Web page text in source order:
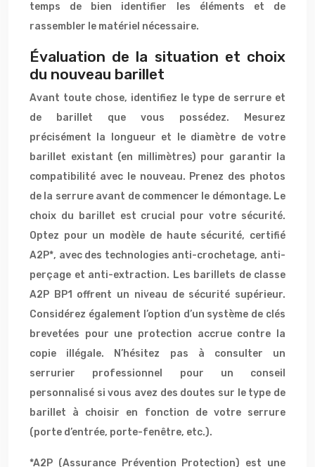
temps de bien identifier les éléments et de
rassembler le matériel nécessaire.
Évaluation de la situation et choix
du nouveau barillet
Avant toute chose, identifiez le type de serrure et
de barillet que vous possédez. Mesurez
précisément la longueur et le diamètre de votre
barillet existant (en millimètres) pour garantir la
compatibilité avec le nouveau. Prenez des photos
de la serrure avant de commencer le démontage. Le
choix du barillet est crucial pour votre sécurité.
Optez pour un modèle de haute sécurité, certifié
A2P*, avec des technologies anti-crochetage, anti-
perçage et anti-extraction. Les barillets de classe
A2P BP1 offrent un niveau de sécurité supérieur.
Considérez également l’option d’un système de clés
brevetées pour une protection accrue contre la
copie illégale. N’hésitez pas à consulter un
serrurier professionnel pour un conseil
personnalisé si vous avez des doutes sur le type de
barillet à choisir en fonction de votre serrure
(porte d’entrée, porte-fenêtre, etc.).
*A2P (Assurance Prévention Protection) est une